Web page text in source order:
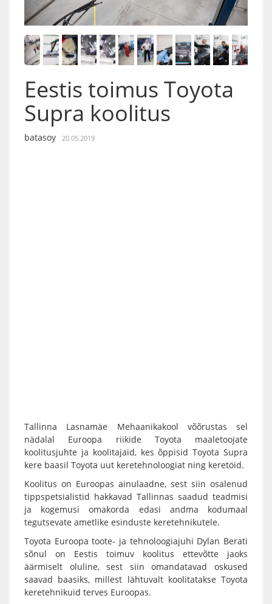
Eestis toimus Toyota
Supra koolitus
batasoy 20.05.2019
Tallinna Lasnamäe Mehaanikakool võõrustas sel
nädalal Euroopa riikide Toyota maaletoojate
koolitusjuhte ja koolitajaid, kes õppisid Toyota Supra
kere baasil Toyota uut keretehnoloogiat ning keretöid.
Koolitus on Euroopas ainulaadne, sest siin osalenud
tippspetsialistid hakkavad Tallinnas saadud teadmisi
ja kogemusi omakorda edasi andma kodumaal
tegutsevate ametlike esinduste keretehnikutele.
Toyota Euroopa toote- ja tehnoloogiajuhi Dylan Berati
sõnul on Eestis toimuv koolitus ettevõtte jaoks
äärmiselt oluline, sest siin omandatavad oskused
saavad baasiks, millest lähtuvalt koolitatakse Toyota
keretehnikuid terves Euroopas.